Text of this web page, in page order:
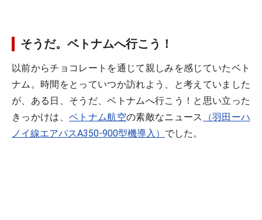
そうだ。ベトナムへ行こう！
以前からチョコレートを通じて親しみを感じていたベト
ナム。時間をとっていつか訪れよう、と考えていました
が、ある日、そうだ、ベトナムへ行こう！と思い立った
きっかけは、 ベトナム航空の素敵なニュース
（羽田ーハ
ノイ線エアバスA350-900型機導入） でした。